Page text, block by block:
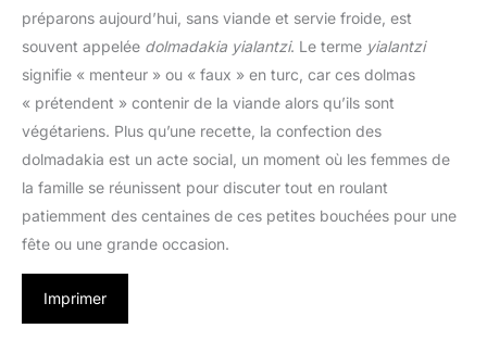
préparons aujourd’hui, sans viande et servie froide, est
souvent appelée dolmadakia yialantzi. Le terme yialantzi
signifie « menteur » ou « faux » en turc, car ces dolmas
« prétendent » contenir de la viande alors qu’ils sont
végétariens. Plus qu’une recette, la confection des
dolmadakia est un acte social, un moment où les femmes de
la famille se réunissent pour discuter tout en roulant
patiemment des centaines de ces petites bouchées pour une
fête ou une grande occasion.
Imprimer